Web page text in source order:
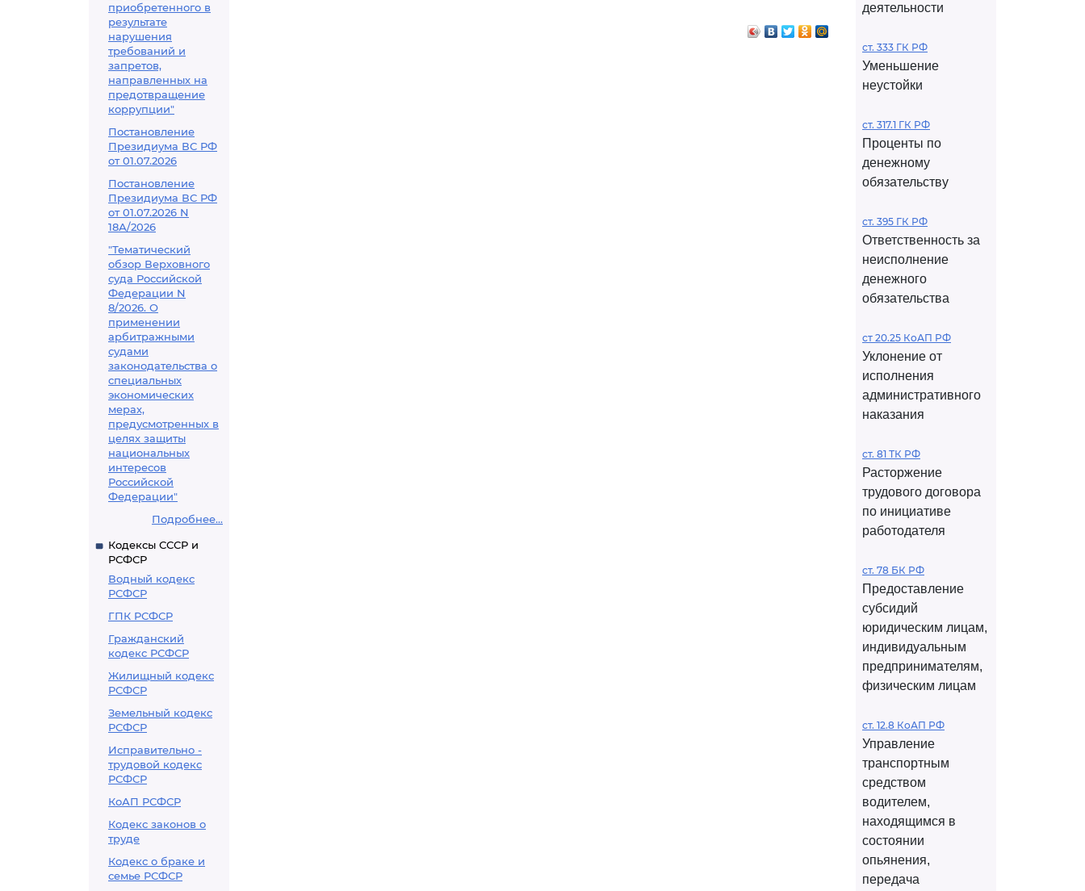
приобретенного в
результате
нарушения
требований и
запретов,
направленных на
предотвращение
коррупции"
Постановление
Президиума ВС РФ
от 01.07.2026
Постановление
Президиума ВС РФ
от 01.07.2026 N
18А/2026
"Тематический
обзор Верховного
суда Российской
Федерации N
8/2026. О
применении
арбитражными
судами
законодательства о
специальных
экономических
мерах,
предусмотренных в
целях защиты
национальных
интересов
Российской
Федерации"
Подробнее...
Кодексы СССР и
РСФСР
Водный кодекс
РСФСР
ГПК РСФСР
Гражданский
кодекс РСФСР
Жилищный кодекс
РСФСР
Земельный кодекс
РСФСР
Исправительно -
трудовой кодекс
РСФСР
КоАП РСФСР
Кодекс законов о
труде
Кодекс о браке и
семье РСФСР
деятельности
ст. 333 ГК РФ
Уменьшение
неустойки
ст. 317.1 ГК РФ
Проценты по
денежному
обязательству
ст. 395 ГК РФ
Ответственность за
неисполнение
денежного
обязательства
ст 20.25 КоАП РФ
Уклонение от
исполнения
административного
наказания
ст. 81 ТК РФ
Расторжение
трудового договора
по инициативе
работодателя
ст. 78 БК РФ
Предоставление
субсидий
юридическим лицам,
индивидуальным
предпринимателям,
физическим лицам
ст. 12.8 КоАП РФ
Управление
транспортным
средством
водителем,
находящимся в
состоянии
опьянения,
передача